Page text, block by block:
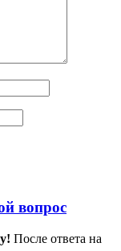
вопрос
После ответа на